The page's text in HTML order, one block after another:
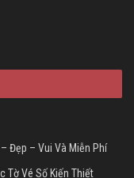
Đẹp – Vui Và Miễn Phí
Tờ Vé Số Kiến Thiết